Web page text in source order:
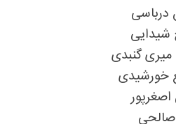
درباسی
شیدایی
میری گنبدی
خورشیدی
صالحی